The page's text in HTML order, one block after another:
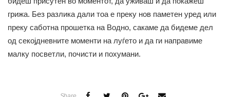
грижа. Без разлика дали тоа е преку нов паметен уред или
преку саботна прошетка на Водно, сакаме да бидеме дел
од секојдневните моменти на луѓето и да ги направиме
малку посветли, почисти и похумани.